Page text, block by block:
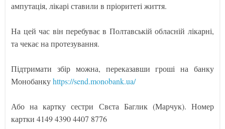
ампутація, лікарі ставили в пріоритеті життя.
На цей час він перебуває в Полтавській обласній лікарні,
та чекає на протезування.
Підтримати збір можна, переказавши гроші на банку
Монобанкуhttps://send.monobank.ua/
Або на картку сестри Свєта Баглик (Марчук). Номер
картки 4149 4390 4407 8776